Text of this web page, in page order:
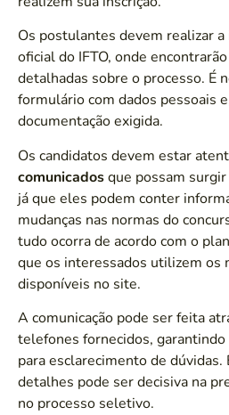
Os postulantes devem realizar
oficial do IFTO, onde
detalhadas sobre o processo. É
formulário com dados pessoais
documentação exigida.
Os candidatos devem estar
comunicadosque possam
já que eles podem conter
mudanças nas normas do
tudo ocorra de acordo com o
que os interessados utilizem os
disponíveis no site.
A comunicação pode ser feita
telefones fornecidos,
para esclarecimento de dúvidas.
detalhes pode ser decisiva na
no processo seletivo.